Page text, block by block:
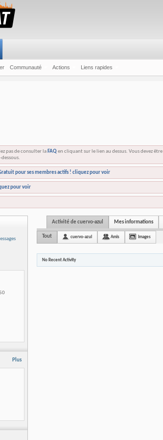
Communauté Actions Liens rapides
pas de consulter la FAQen cliquant sur le lien au dessus. Vous devez être
pour ses membres actifs ! cliquez pour voir
pour voir
Plus
Activité de cuervo-azul Mes informations
Tout cuervo-azul Amis Images
No Recent Activity